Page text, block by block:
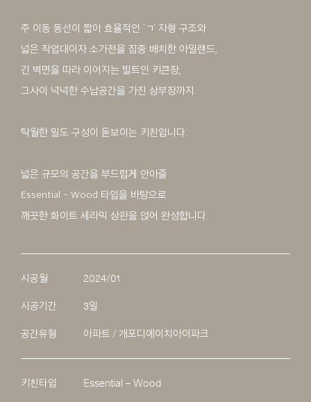
주 이동 동선이 짧아 효율적인 ‘ㄱ’ 자형 구조와
넓은 작업대이자 소가전을 집중 배치한 아일랜드,
긴 벽면을 따라 이어지는 빌트인 키큰장,
그사이 넉넉한 수납공간을 가진 상부장까지.
탁월한 밀도 구성이 돋보이는 키친입니다.
넓은 규모의 공간을 부드럽게 안아줄
Essential - Wood 타입을 바탕으로
깨끗한 화이트 세라믹 상판을 얹어 완성합니다.
시공월 2024/01
시공기간 3일
공간유형 아파트 / 개포디에이치아이파크
키친타입 Essential – Wood